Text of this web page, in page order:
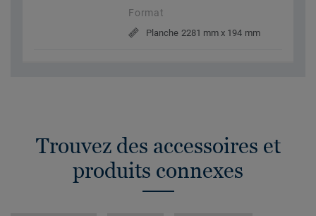
Format
Planche 2281 mm x 194 mm
Trouvez des accessoires et
produits connexes